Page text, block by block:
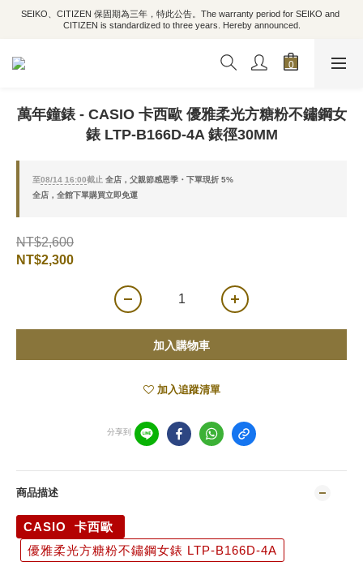
SEIKO、CITIZEN 保固期為三年，特此公告。The warranty period for SEIKO and
CITIZEN is standardized to three years. Hereby announced.
萬年鐘錶 - CASIO 卡西歐 優雅柔光方糖粉不鏽鋼女
錶 LTP-B166D-4A 錶徑30MM
至08/14 16:00截止 全店，父親節感恩季・下單現折 5%
全店，全館下單購買立即免運
NT$2,600
NT$2,300
加入購物車
加入追蹤清單
分享到
商品描述
CASIO 卡西歐
優雅柔光方糖粉不鏽鋼女錶 LTP-B166D-4A